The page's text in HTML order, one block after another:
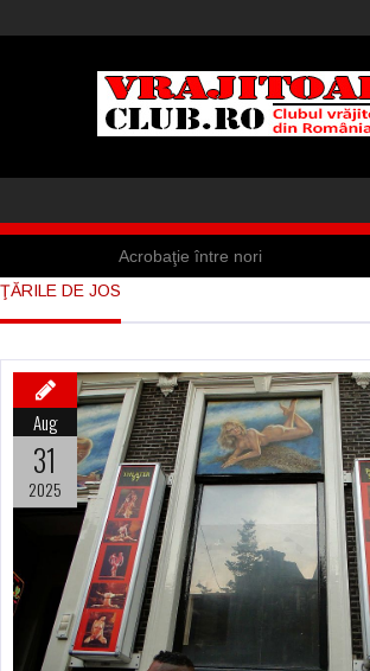
Acrobaţie între nori
Iisus a apărut într-
Marea vânătoare
de vrăjitoare din
Suedia
Vrăjitoare
zburătoare în Mexic
Magia în Thailanda
Madona lacrimilor
ŢĂRILE DE JOS
Aug
31
2025